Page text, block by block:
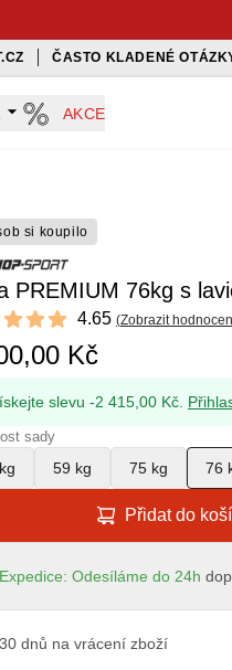
ČASTO KLADENÉ
AKCE
si koupilo
PREMIUM 76kg s
of 5 stars 4.65 (Zobrazit
Kč
slevu -2 415,00 Kč.
sady
59 kg 75 kg 76
Přidat do
Expedice: Odesíláme do 24h
30 dnů na vrácení zboží